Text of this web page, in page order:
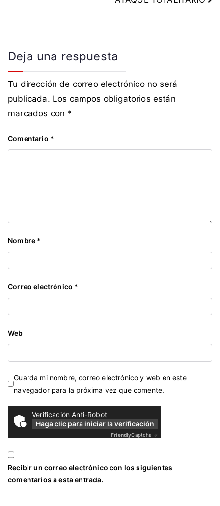
r
u
d
c
i
n
Deja una respuesta
Tu dirección de correo electrónico no será
publicada. Los campos obligatorios están
marcados con *
Comentario *
Nombre *
Correo electrónico *
Web
Guarda mi nombre, correo electrónico y web en este
navegador para la próxima vez que comente.
Verificación Anti-Robot
Haga clic para iniciar la verificación
FriendlyCaptcha ⇗
Recibir un correo electrónico con los siguientes
comentarios a esta entrada.